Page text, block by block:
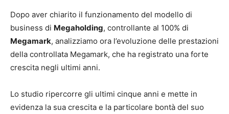
Dopo aver chiarito il funzionamento del modello di
business di Megaholding, controllante al 100% di
Megamark, analizziamo ora l’evoluzione delle prestazioni
della controllata Megamark, che ha registrato una forte
crescita negli ultimi anni.
Lo studio ripercorre gli ultimi cinque anni e mette in
evidenza la sua crescita e la particolare bontà del suo